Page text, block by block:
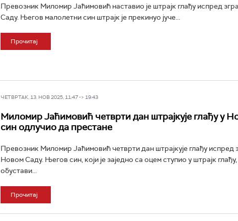
Превозник Миломир Јаћимовић наставио је штрајк глађу испред
Саду. Његов малолетни син штрајк је прекинуо јуче...
Прочитај
ЧЕТВРТАК, 13. НОВ 2025, 11:47 -> 19:43
Миломир Јаћимовић четврти дан штрајкује глађу у
син одлучио да престане
Превозник Миломир Јаћимовић четврти дан штрајкује глађу испред
Новом Саду. Његов син, који је заједно са оцем ступио у штрајк
обустави...
Прочитај